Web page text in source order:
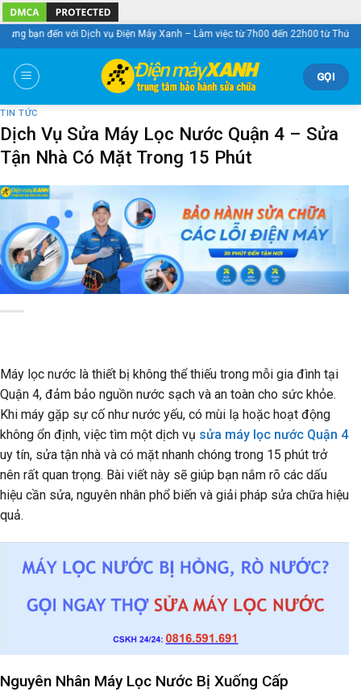
to
content
với Dịch vụ Điện Máy Xanh – Làm việc từ 7h00 đến 22h00 từ Thứ 2 – Chủ
GỌI
TIN TỨC
Dịch Vụ Sửa Máy Lọc Nước Quận 4 – Sửa
Tận Nhà Có Mặt Trong 15 Phút
Máy lọc nước là thiết bị không thể thiếu trong mỗi gia đình tại
Quận 4, đảm bảo nguồn nước sạch và an toàn cho sức khỏe.
Khi máy gặp sự cố như nước yếu, có mùi lạ hoặc hoạt động
không ổn định, việc tìm một dịch vụ sửa máy lọc nước Quận 4
uy tín, sửa tận nhà và có mặt nhanh chóng trong 15 phút trở
nên rất quan trọng. Bài viết này sẽ giúp bạn nắm rõ các dấu
hiệu cần sửa, nguyên nhân phổ biến và giải pháp sửa chữa hiệu
quả.
Nguyên Nhân Máy Lọc Nước Bị Xuống Cấp